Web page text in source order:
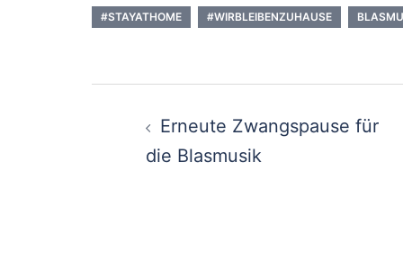
#STAYATHOME #WIRBLEIBENZUHAUSE
Erneute Zwangspause für
die Blasmusik